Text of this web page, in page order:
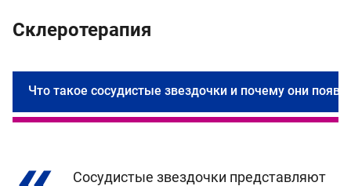
Склеротерапия
Что такое сосудистые звездочки и почему они
Сосудистые звездочки представляют